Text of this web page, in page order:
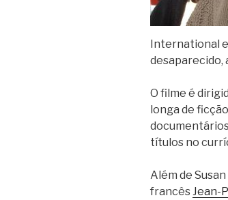
International
desaparecido,
O filme é
longa de
títulos no
Além de
francês Jean-